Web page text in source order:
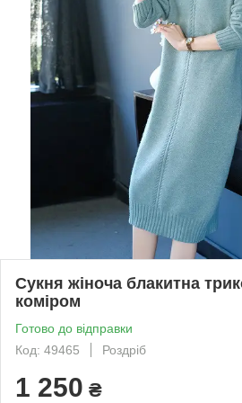
Сукня жіноча блакитна
коміром
Готово до відправки
Код: 49465
Роздріб
1 250 ₴